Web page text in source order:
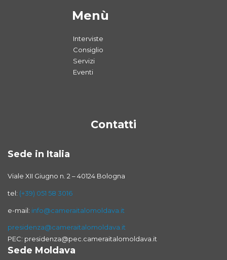
Menù
Interviste
Consiglio
Servizi
Eventi
Contatti
Sede in Italia
Viale XII Giugno n. 2 – 40124 Bologna
tel: (+39) 051 58 3016
e-mail: info@cameraitalomoldava.it
presidenza@cameraitalomoldava.it
PEC: presidenza@pec.cameraitalomoldava.it
Sede Moldava